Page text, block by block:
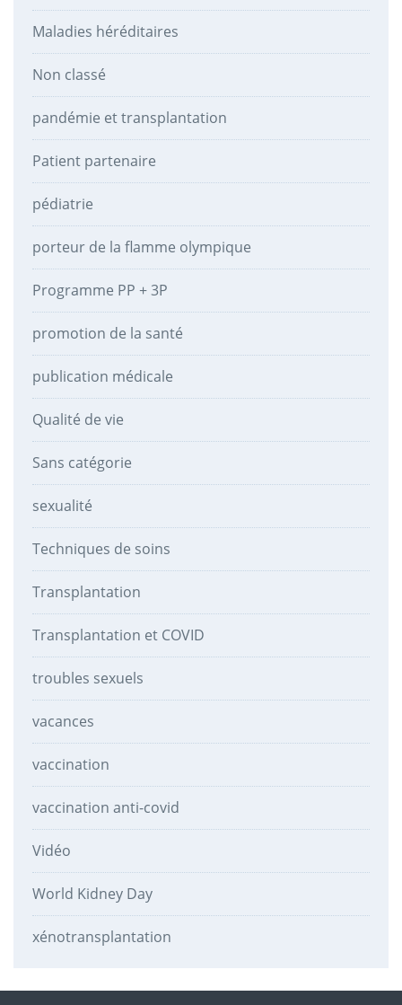
Maladies héréditaires
Non classé
pandémie et transplantation
Patient partenaire
pédiatrie
porteur de la flamme olympique
Programme PP + 3P
promotion de la santé
publication médicale
Qualité de vie
Sans catégorie
sexualité
Techniques de soins
Transplantation
Transplantation et COVID
troubles sexuels
vacances
vaccination
vaccination anti-covid
Vidéo
World Kidney Day
xénotransplantation